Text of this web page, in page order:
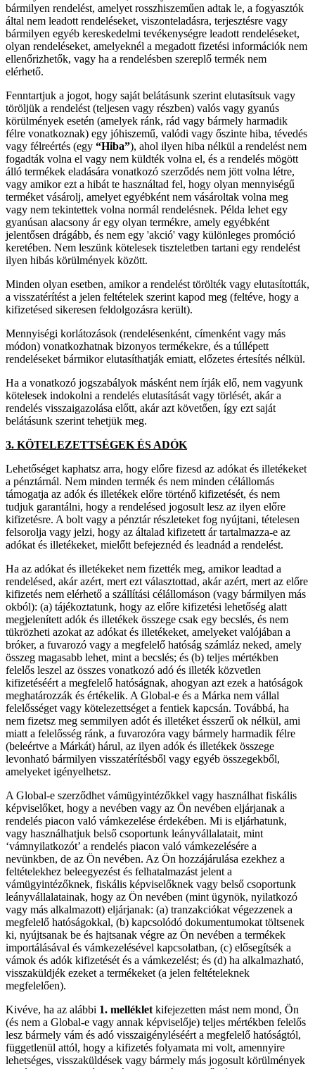
bármilyen rendelést, amelyet rosszhiszeműen adtak le, a fogyasztók
által nem leadott rendeléseket, viszonteladásra, terjesztésre vagy
bármilyen egyéb kereskedelmi tevékenységre leadott rendeléseket,
olyan rendeléseket, amelyeknél a megadott fizetési információk nem
ellenőrizhetők, vagy ha a rendelésben szereplő termék nem
elérhető.
Fenntartjuk a jogot, hogy saját belátásunk szerint elutasítsuk vagy
töröljük a rendelést (teljesen vagy részben) valós vagy gyanús
körülmények esetén (amelyek ránk, rád vagy bármely harmadik
félre vonatkoznak) egy jóhiszemű, valódi vagy őszinte hiba, tévedés
vagy félreértés (egy “Hiba”), ahol ilyen hiba nélkül a rendelést nem
fogadták volna el vagy nem küldték volna el, és a rendelés mögött
álló termékek eladására vonatkozó szerződés nem jött volna létre,
vagy amikor ezt a hibát te használtad fel, hogy olyan mennyiségű
terméket vásárolj, amelyet egyébként nem vásároltak volna meg
vagy nem tekintettek volna normál rendelésnek. Példa lehet egy
gyanúsan alacsony ár egy olyan termékre, amely egyébként
jelentősen drágább, és nem egy 'akció' vagy különleges promóció
keretében. Nem leszünk kötelesek tiszteletben tartani egy rendelést
ilyen hibás körülmények között.
Minden olyan esetben, amikor a rendelést törölték vagy elutasították,
a visszatérítést a jelen feltételek szerint kapod meg (feltéve, hogy a
kifizetésed sikeresen feldolgozásra került).
Mennyiségi korlátozások (rendelésenként, címenként vagy más
módon) vonatkozhatnak bizonyos termékekre, és a túllépett
rendeléseket bármikor elutasíthatják emiatt, előzetes értesítés nélkül.
Ha a vonatkozó jogszabályok másként nem írják elő, nem vagyunk
kötelesek indokolni a rendelés elutasítását vagy törlését, akár a
rendelés visszaigazolása előtt, akár azt követően, így ezt saját
belátásunk szerint tehetjük meg.
3. KÖTELEZETTSÉGEK ÉS ADÓK
Lehetőséget kaphatsz arra, hogy előre fizesd az adókat és illetékeket
a pénztárnál. Nem minden termék és nem minden célállomás
támogatja az adók és illetékek előre történő kifizetését, és nem
tudjuk garantálni, hogy a rendelésed jogosult lesz az ilyen előre
kifizetésre. A bolt vagy a pénztár részleteket fog nyújtani, tételesen
felsorolja vagy jelzi, hogy az általad kifizetett ár tartalmazza-e az
adókat és illetékeket, mielőtt befejeznéd és leadnád a rendelést.
Ha az adókat és illetékeket nem fizették meg, amikor leadtad a
rendelésed, akár azért, mert ezt választottad, akár azért, mert az előre
kifizetés nem elérhető a szállítási célállomáson (vagy bármilyen más
okból): (a) tájékoztatunk, hogy az előre kifizetési lehetőség alatt
megjelenített adók és illetékek összege csak egy becslés, és nem
tükrözheti azokat az adókat és illetékeket, amelyeket valójában a
bróker, a fuvarozó vagy a megfelelő hatóság számláz neked, amely
összeg magasabb lehet, mint a becslés; és (b) teljes mértékben
felelős leszel az összes vonatkozó adó és illeték közvetlen
kifizetéséért a megfelelő hatóságnak, ahogyan azt ezek a hatóságok
meghatározzák és értékelik. A Global-e és a Márka nem vállal
felelősséget vagy kötelezettséget a fentiek kapcsán. Továbbá, ha
nem fizetsz meg semmilyen adót és illetéket ésszerű ok nélkül, ami
miatt a felelősség ránk, a fuvarozóra vagy bármely harmadik félre
(beleértve a Márkát) hárul, az ilyen adók és illetékek összege
levonható bármilyen visszatérítésből vagy egyéb összegekből,
amelyeket igényelhetsz.
A Global-e szerződhet vámügyintézőkkel vagy használhat fiskális
képviselőket, hogy a nevében vagy az Ön nevében eljárjanak a
rendelés piacon való vámkezelése érdekében. Mi is eljárhatunk,
vagy használhatjuk belső csoportunk leányvállalatait, mint
‘vámnyilatkozót’ a rendelés piacon való vámkezelésére a
nevünkben, de az Ön nevében. Az Ön hozzájárulása ezekhez a
feltételekhez beleegyezést és felhatalmazást jelent a
vámügyintézőknek, fiskális képviselőknek vagy belső csoportunk
leányvállalatainak, hogy az Ön nevében (mint ügynök, nyilatkozó
vagy más alkalmazott) eljárjanak: (a) tranzakciókat végezzenek a
megfelelő hatóságokkal, (b) kapcsolódó dokumentumokat töltsenek
ki, nyújtsanak be és hajtsanak végre az Ön nevében a termékek
importálásával és vámkezelésével kapcsolatban, (c) elősegítsék a
vámok és adók kifizetését és a vámkezelést; és (d) ha alkalmazható,
visszaküldjék ezeket a termékeket (a jelen feltételeknek
megfelelően).
Kivéve, ha az alábbi 1. melléklet kifejezetten mást nem mond, Ön
(és nem a Global-e vagy annak képviselője) teljes mértékben felelős
lesz bármely vám és adó visszaigényléséért a megfelelő hatóságtól,
függetlenül attól, hogy a kifizetés folyamata mi volt, amennyire
lehetséges, visszaküldések vagy bármely más jogosult körülmények